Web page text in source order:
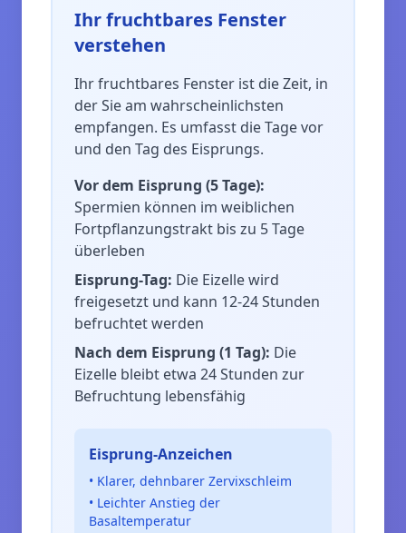
Ihr fruchtbares Fenster
verstehen
Ihr fruchtbares Fenster ist die Zeit, in
der Sie am wahrscheinlichsten
empfangen. Es umfasst die Tage vor
und den Tag des Eisprungs.
Vor dem Eisprung (5 Tage):
Spermien können im weiblichen
Fortpflanzungstrakt bis zu 5 Tage
überleben
Eisprung-Tag: Die Eizelle wird
freigesetzt und kann 12-24 Stunden
befruchtet werden
Nach dem Eisprung (1 Tag): Die
Eizelle bleibt etwa 24 Stunden zur
Befruchtung lebensfähig
Eisprung-Anzeichen
• Klarer, dehnbarer Zervixschleim
• Leichter Anstieg der
Basaltemperatur